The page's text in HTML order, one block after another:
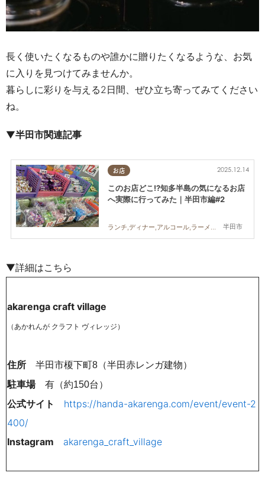
長く使いたくなるものや誰かに贈りたくなるような、お気
に入りを見つけてみませんか。
暮らしに彩りを与える2日間、ぜひ立ち寄ってみてください
ね。
▼半田市関連記事
お店
半田市
2025.12.14
このお店どこ!?知多半島の気になるお店
へ実際に行ってみた｜半田市編#2
ランチ,ディナー,アルコール,ラーメン,カフェ,スイーツ,まちネタ,まとめ記事,行ってみたレポ
▼詳細はこちら
akarenga craft village
（あかれんが クラフト ヴィレッジ）
住所 半田市榎下町8（半田赤レンガ建物）
駐車場有 （約150台）
公式サイト
https://handa-akarenga.com/event/event-2
400/
Instagram akarenga_craft_village